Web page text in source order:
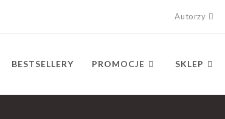
Autorzy
BESTSELLERY PROMOCJE SKLEP